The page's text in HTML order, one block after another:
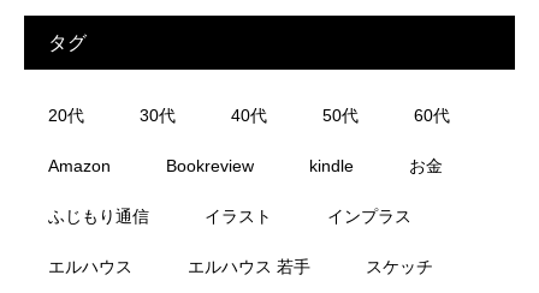
タグ
20代 30代 40代 50代 60代
Amazon Bookreview kindle お金
ふじもり通信 イラスト インプラス
エルハウス エルハウス 若手 スケッチ